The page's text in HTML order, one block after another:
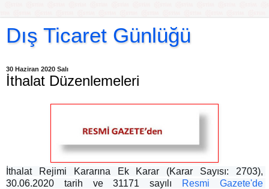
Dış Ticaret Günlüğü
30 Haziran 2020 Salı
İthalat Düzenlemeleri
İthalat Rejimi Kararına Ek Karar (Karar Sayısı: 2703),
30.06.2020 tarih ve 31171 sayılı
Resmi Gazete'de